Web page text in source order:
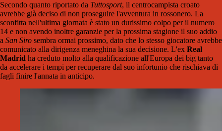
Secondo quanto riportato da Tuttosport, il centrocampista croato
avrebbe già deciso di non proseguire l'avventura in rossonero. La
sconfitta nell'ultima giornata è stato un durissimo colpo per il numero
14 e non avendo inoltre garanzie per la prossima stagione il suo addio
a San Siro sembra ormai prossimo, dato che lo stesso giocatore avrebbe
comunicato alla dirigenza meneghina la sua decisione. L'ex Real
Madrid ha creduto molto alla qualificazione all'Europa dei big tanto
da accelerare i tempi per recuperare dal suo infortunio che rischiava di
fagli finire l'annata in anticipo.